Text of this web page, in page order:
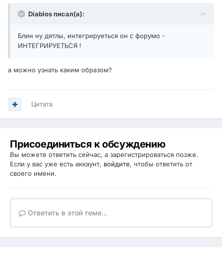
Diablos писал(а):
Блин ну дятлы, интегрируеться он с форумо -
ИНТЕГРИРУЕТЬСЯ !
а можно узнать каким образом?
Цитата
Присоединиться к обсуждению
Вы можете ответить сейчас, а зарегистрироваться позже.
Если у вас уже есть аккаунт, войдите, чтобы ответить от
своего имени.
Ответить в этой теме...